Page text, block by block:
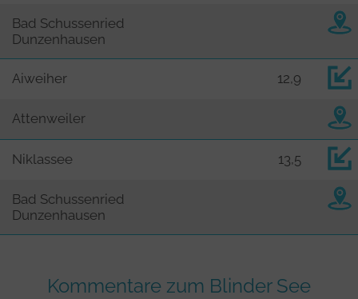
Bad Schussenried
Dunzenhausen
Aiweiher 12,9
Attenweiler
Niklassee 13,5
Bad Schussenried
Dunzenhausen
Kommentare zum Blinder See